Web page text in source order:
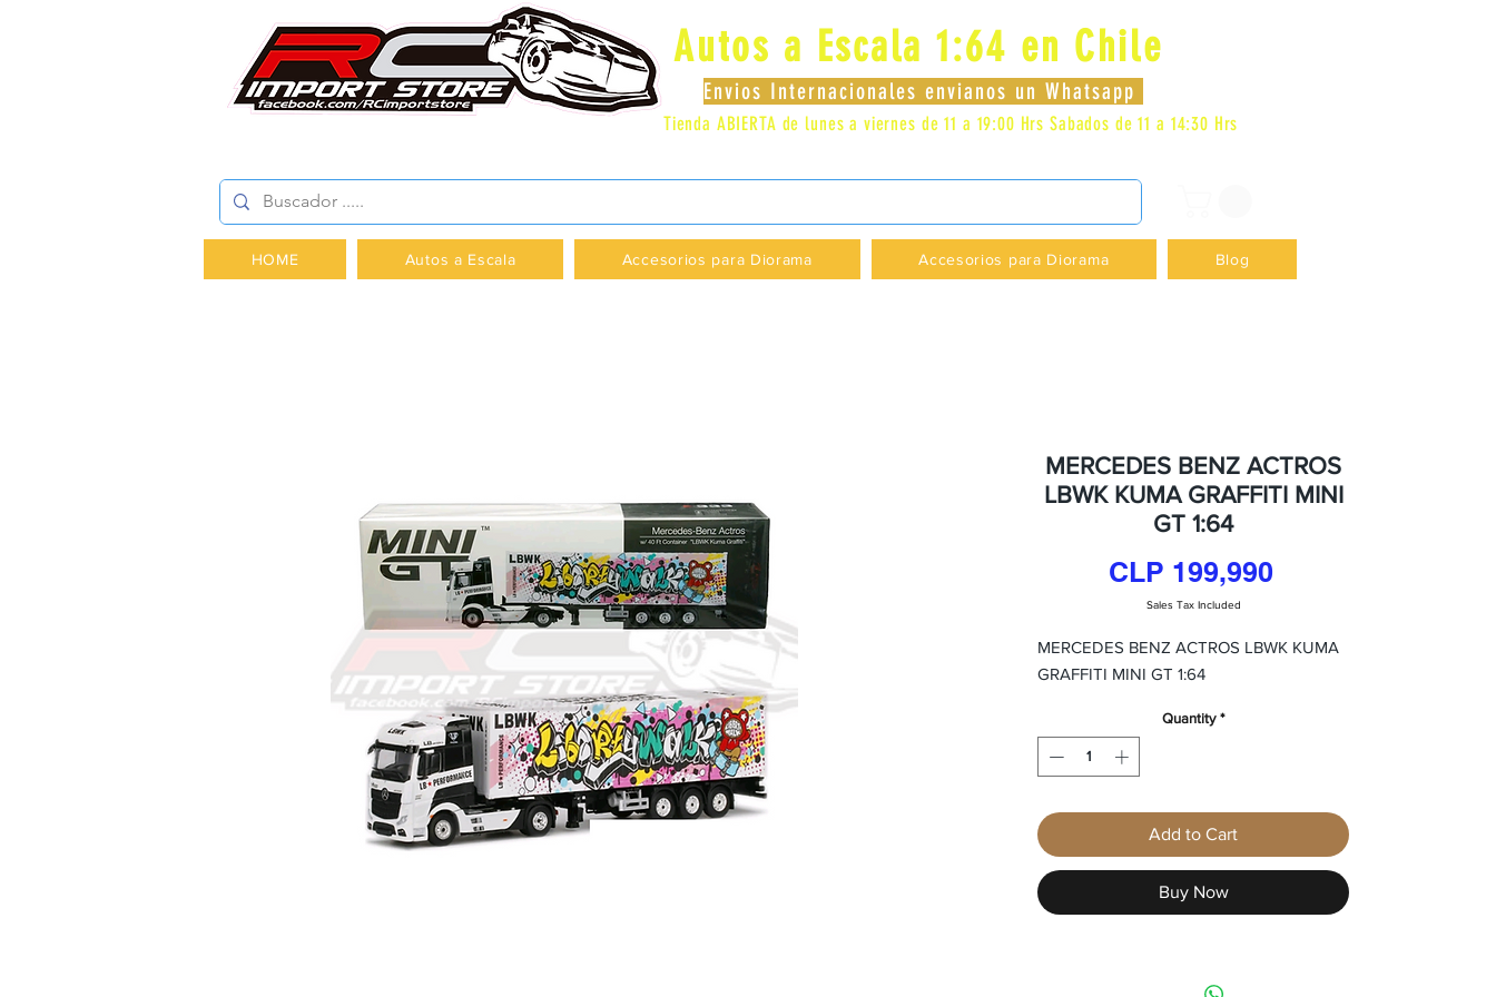
Autos a Escala 1:64 en Chile
Envios Internacionales envianos un Whatsapp
Tienda ABIERTA de lunes a viernes de 11 a 19:00 Hrs Sabados de 11 a 14:30 Hrs
HOME Autos a Escala Accesorios para Diorama Accesorios para Diorama Blog
MERCEDES BENZ ACTROS
LBWK KUMA GRAFFITI MINI
GT 1:64
CLP 199,990Price
Sales Tax Included
MERCEDES BENZ ACTROS LBWK KUMA
GRAFFITI MINI GT 1:64
Quantity *
Add to Cart
Buy Now